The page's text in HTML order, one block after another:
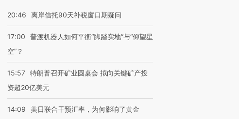
20:46 离岸信托90天补税窗口期疑问
17:00
普渡机器人如何平衡“脚踏实地”与“仰望星
空”？
15:57 特朗普召开矿业圆桌会 拟向关键矿产投
资超20亿美元
14:09 美日联合干预汇率，为何影响了黄金